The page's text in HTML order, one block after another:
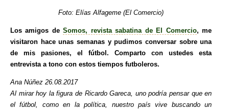
Foto: Elías Alfageme (El Comercio)
Los amigos deSomos, revista sabatina de El Comercio, me
visitaron hace unas semanas y pudimos conversar sobre una
de mis pasiones, el fútbol. Comparto con ustedes esta
entrevista a tono con estos tiempos futboleros.
Ana Núñez 26.08.2017
Al mirar hoy la figura de Ricardo Gareca, uno podría pensar que en
el fútbol, como en la política, nuestro país vive buscando un